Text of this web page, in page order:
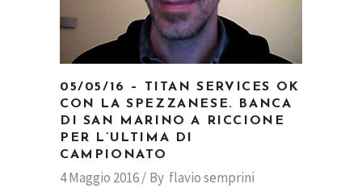
05/05/16 – TITAN SERVICES OK
CON LA SPEZZANESE. BANCA
DI SAN MARINO A RICCIONE
PER L’ULTIMA DI
CAMPIONATO
4 Maggio 2016 By flavio semprini